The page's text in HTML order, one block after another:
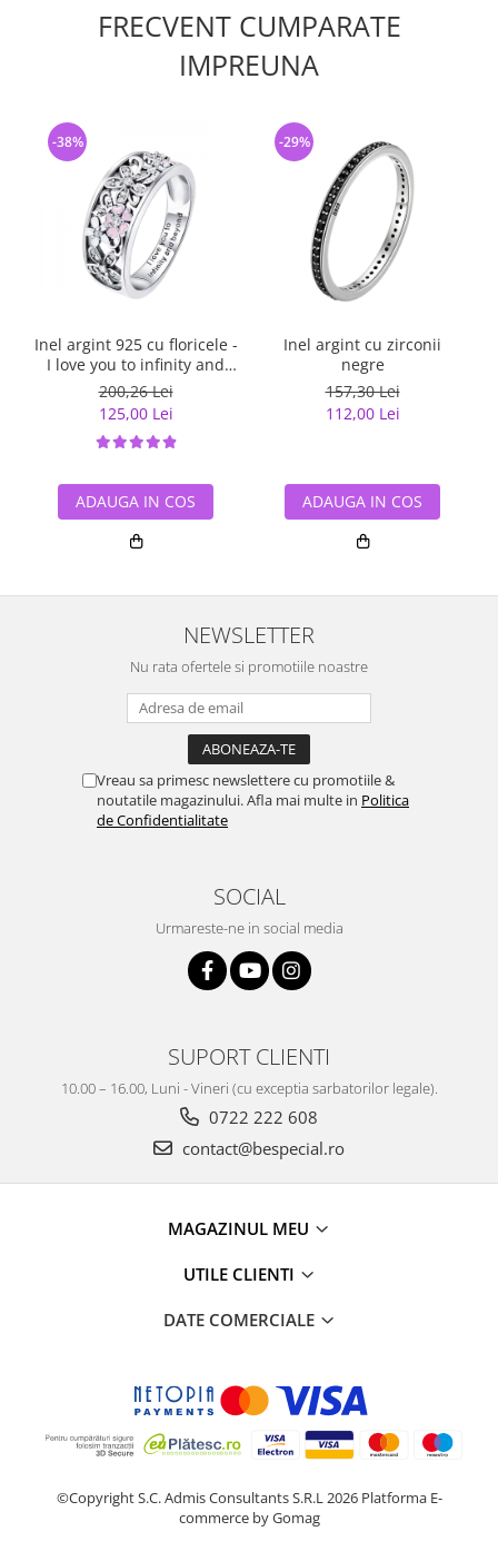
FRECVENT CUMPARATE
IMPREUNA
Inel argint 925 cu floricele -
I love you to infinity and
beyond - Be Nature
IST0055
200,26 Lei
125,00 Lei
-38%
ADAUGA IN COS
Inel argint cu zirconii
negre
157,30 Lei
112,00 Lei
-29%
ADAUGA IN COS
NEWSLETTER
Nu rata ofertele si promotiile noastre
Vreau sa primesc newslettere cu promotiile &
noutatile magazinului. Afla mai multe in Politica
de Confidentialitate
SOCIAL
Urmareste-ne in social media
SUPORT CLIENTI
10.00 – 16.00, Luni - Vineri (cu exceptia sarbatorilor legale).
0722 222 608
contact@bespecial.ro
MAGAZINUL MEU
UTILE CLIENTI
DATE COMERCIALE
©Copyright S.C. Admis Consultants S.R.L 2026 Platforma E-
commerce by Gomag